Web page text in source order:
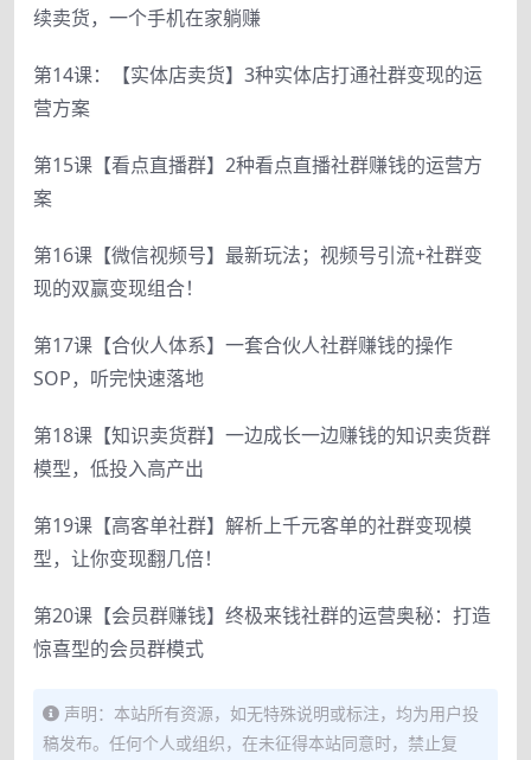
续卖货，一个手机在家躺赚
第14课：【实体店卖货】3种实体店打通社群变现的运
营方案
第15课【看点直播群】2种看点直播社群赚钱的运营方
案
第16课【微信视频号】最新玩法；视频号引流+社群变
现的双赢变现组合！
第17课【合伙人体系】一套合伙人社群赚钱的操作
SOP，听完快速落地
第18课【知识卖货群】一边成长一边赚钱的知识卖货群
模型，低投入高产出
第19课【高客单社群】解析上千元客单的社群变现模
型，让你变现翻几倍！
第20课【会员群赚钱】终极来钱社群的运营奥秘：打造
惊喜型的会员群模式
声明：本站所有资源，如无特殊说明或标注，均为用户投
稿发布。任何个人或组织，在未征得本站同意时，禁止复